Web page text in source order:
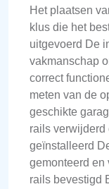
Het plaatsen
klus die het
uitgevoerd De
vakmanschap
correct
meten van de
geschikte
rails verwijderd
geïnstalleerd
gemonteerd en
rails bevestigd